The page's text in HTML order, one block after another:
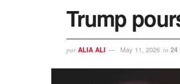
Trump
par ALIA ALI May 11, 2026 in 24